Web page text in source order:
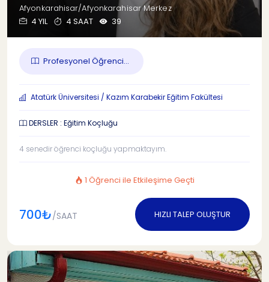
Afyonkarahisar/Afyonkarahisar Merkez
4 YIL
4 SAAT 39
Profesyonel Öğrenci...
Atatürk Üniversitesi / Kazım Karabekir Eğitim Fakültesi
DERSLER : Eğitim Koçluğu
4 senedir öğrenci koçluğu yapmaktayım.
1 Öğrenci ile Etkileşime Geçti
700₺/SAAT HIZLI TALEP OLUŞTUR